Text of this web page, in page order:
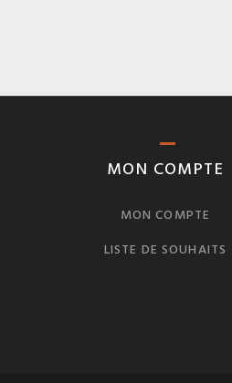
MON COMPTE
MON COMPTE
LISTE DE SOUHAITS